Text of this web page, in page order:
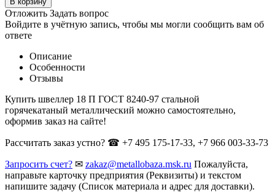
Отложить Задать вопрос
Войдите в учётную запись, чтобы мы могли сообщить вам об
ответе
Описание
Особенности
Отзывы
Купить швеллер 18 П ГОСТ 8240-97 стальной
горячекатаный металлический можно самостоятельно,
оформив заказ на сайте!
Рассчитать заказ устно? ☎ +7 495 175-17-33, +7 966 003-33-73
Запросить счет? ✉ zakaz@metallobaza.msk.ru Пожалуйста,
направьте карточку предприятия (Реквизиты) и текстом
напишите задачу (Список материала и адрес для доставки).